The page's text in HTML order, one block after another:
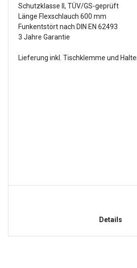
Schutzklasse II, TÜV/GS-geprüft
Länge Flexschlauch 600 mm
Funkentstört nach DIN EN 62493
3 Jahre Garantie
Lieferung inkl. Tischklemme und
Details